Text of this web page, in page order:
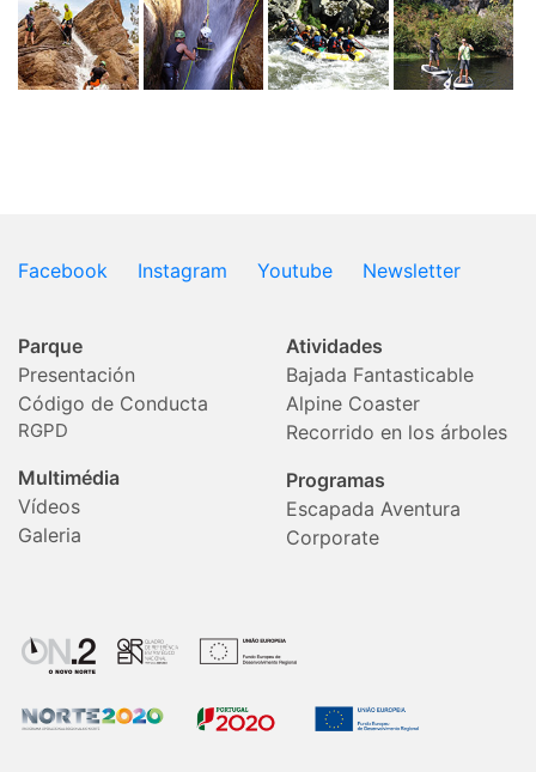
Facebook Instagram Youtube Newsletter
Parque
Presentación
Código de Conducta
RGPD
Multimédia
Vídeos
Galeria
Atividades
Bajada Fantasticable
Alpine Coaster
Recorrido en los árboles
Programas
Escapada Aventura
Corporate